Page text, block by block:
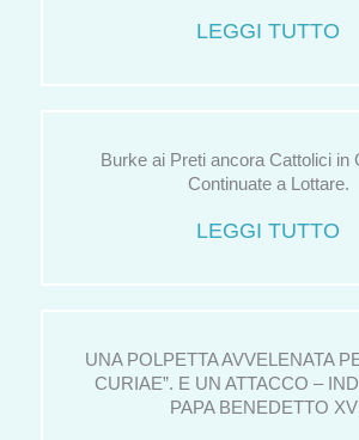
LEGGI TUTTO
Burke ai Preti ancora Cattolici in
Continuate a Lottare.
LEGGI TUTTO
UNA POLPETTA AVVELENATA
CURIAE”. E UN ATTACCO –
PAPA BENEDETTO